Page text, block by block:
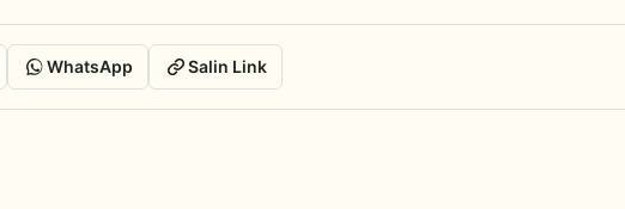
WhatsApp Salin Link